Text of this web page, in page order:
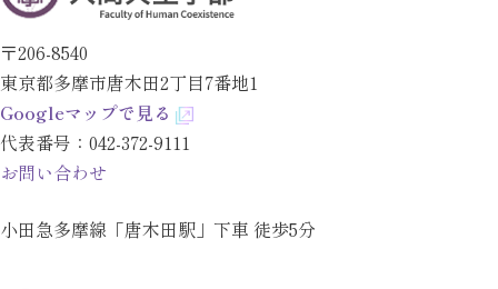
〒206-8540
東京都多摩市唐木田2丁目7番地1
Googleマップで見る
代表番号： 042-372-9111
お問い合わせ
小田急多摩線「唐木田駅」下車 徒歩5分